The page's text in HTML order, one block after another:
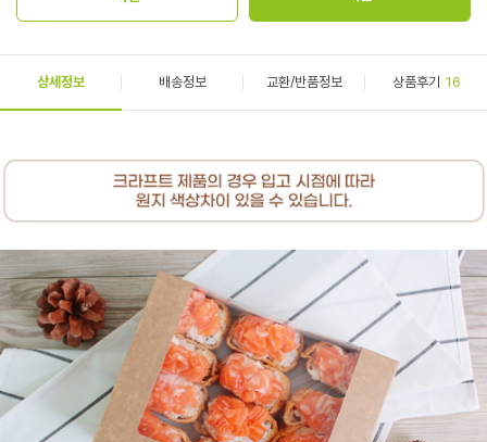
상세정보 배송정보 교환/반품정보 상품후기 16